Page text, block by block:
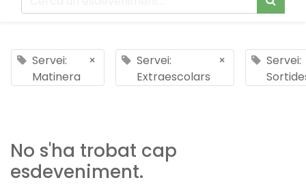
Servei:
Matinera
×
Servei:
Extraescolars
×
Servei:
No s'ha trobat cap
esdeveniment.